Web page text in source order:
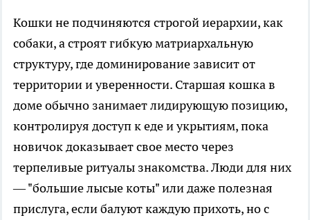
Кошки не подчиняются строгой иерархии, как
собаки, а строят гибкую матриархальную
структуру, где доминирование зависит от
территории и уверенности. Старшая кошка в
доме обычно занимает лидирующую позицию,
контролируя доступ к еде и укрытиям, пока
новичок доказывает свое место через
терпеливые ритуалы знакомства. Люди для них
— "большие лысые коты" или даже полезная
прислуга, если балуют каждую прихоть, но с